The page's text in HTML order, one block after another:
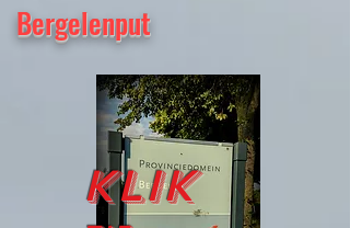
Bergelenput
Klik